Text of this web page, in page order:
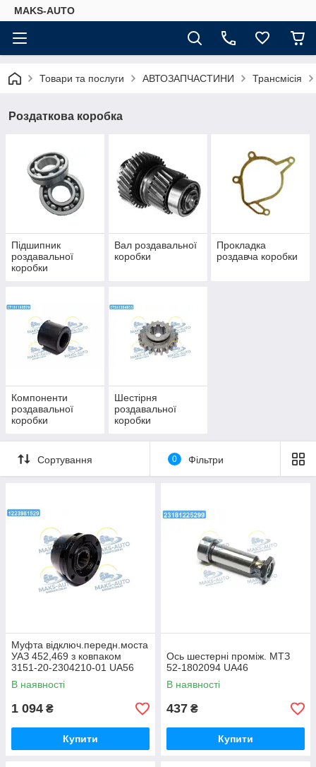
MAKS-AUTO
Товари та послуги АВТОЗАПЧАСТИНИ Трансмісія
Роздаткова коробка
Підшипник
роздавальної
коробки
Вал роздавальної
коробки
Прокладка
роздавча коробки
Компоненти
роздавальної
коробки
Шестірня
роздавальної
коробки
Сортування 0 Фільтри
Муфта відключ.передн.моста
УАЗ 452,469 з ковпаком
3151-20-2304210-01 UA56
В наявності
1 094 ₴
Купити
Ось шестерні проміж. МТЗ
52-1802094 UA46
В наявності
437 ₴
Купити